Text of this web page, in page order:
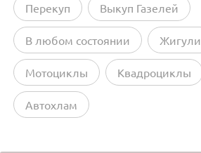
Перекуп Выкуп Газелей
В любом состоянии Жигули
Мотоциклы Квадроциклы
Автохлам